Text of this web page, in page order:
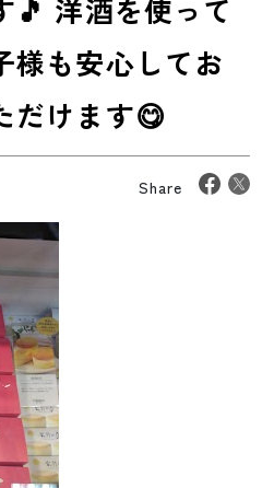
🎵 洋酒を使って
様も安心してお
だけます😋
Share